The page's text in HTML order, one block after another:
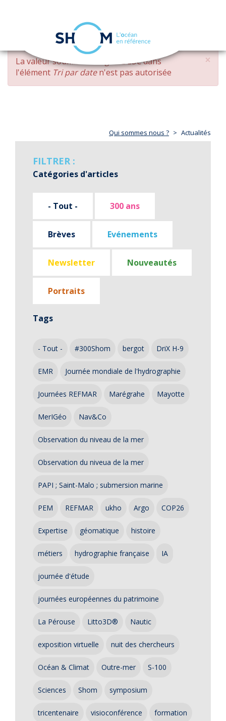
Aller
contenu
principal
navigation
×
MESSAGE
D'ERREUR
La valeur soumise changed DESCdans
l'élément Tri par daten'est pas autorisée
Qui sommes nous ? Actualités
FILTRER :
Catégories d'articles
- Tout - 300 ans
Brèves Evénements
Newsletter Nouveautés
Portraits
Tags
- Tout - #300Shom bergot DriX H-9
EMR Journée mondiale de l'hydrographie
Journées REFMAR Marégrahe Mayotte
MerIGéo Nav&Co
Observation du niveau de la mer
Observation du niveua de la mer
PAPI ; Saint-Malo ; submersion marine
PEM REFMAR ukho Argo COP26
Expertise géomatique histoire
métiers hydrographie française IA
journée d'étude
journées européennes du patrimoine
La Pérouse Litto3D® Nautic
exposition virtuelle nuit des chercheurs
Océan & Climat Outre-mer S-100
Sciences Shom symposium
tricentenaire visioconférence formation